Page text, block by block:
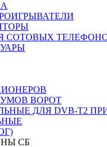
СОТОВЫХ
ВОРОТ
ДЛЯ DVB-T2